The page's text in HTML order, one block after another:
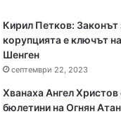
Кирил Петков: Законът
корупцията е ключът
Шенген
септември 22, 2023
Хванаха Ангел
бюлетини на Огнян